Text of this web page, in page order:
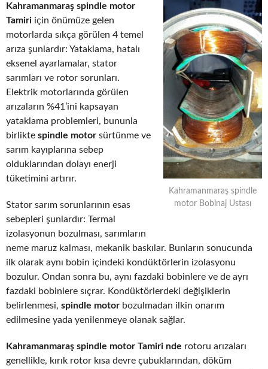
Kahramanmaraş spindle
motor Bobinaj Ustası
Kahramanmaraş spindle motor
Tamiri için önümüze gelen
motorlarda sıkça görülen 4 temel
arıza şunlardır: Yataklama, hatalı
eksenel ayarlamalar, stator
sarımları ve rotor sorunları.
Elektrik motorlarında görülen
arızaların %41’ini kapsayan
yataklama problemleri, bununla
birlikte spindle motor sürtünme ve
sarım kayıplarına sebep
olduklarından dolayı enerji
tüketimini artırır.
Stator sarım sorunlarının esas
sebepleri şunlardır: Termal
izolasyonun bozulması, sarımların
neme maruz kalması, mekanik baskılar. Bunların sonucunda
ilk olarak aynı bobin içindeki kondüktörlerin izolasyonu
bozulur. Ondan sonra bu, aynı fazdaki bobinlere ve de ayrı
fazdaki bobinlere sıçrar. Kondüktörlerdeki değişiklerin
belirlenmesi, spindle motor bozulmadan ilkin onarım
edilmesine yada yenilenmeye olanak sağlar.
Kahramanmaraş spindle motor Tamiri nde rotoru arızaları
genellikle, kırık rotor kısa devre çubuklarından, döküm